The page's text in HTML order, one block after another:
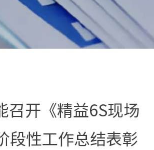
召开《精益6S现场
段性工作总结表彰